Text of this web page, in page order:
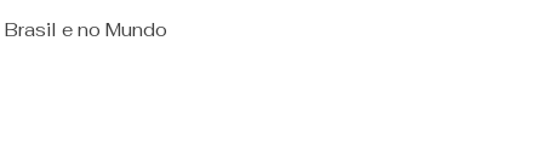
e no Mundo